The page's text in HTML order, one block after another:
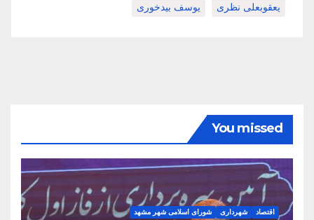
یعقوبعلی نظری یوسف بیدخوری
You missed
اقتصاد شهرداری شورای اسلامی شهر مشهد